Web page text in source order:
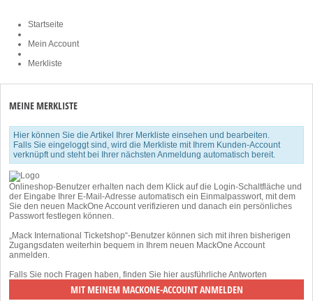
Startseite
Mein Account
Merkliste
MEINE MERKLISTE
Hier können Sie die Artikel Ihrer Merkliste einsehen und bearbeiten.
Falls Sie eingeloggt sind, wird die Merkliste mit Ihrem Kunden-Account
verknüpft und steht bei Ihrer nächsten Anmeldung automatisch bereit.
Onlineshop-Benutzer erhalten nach dem Klick auf die Login-Schaltfläche und
der Eingabe Ihrer E-Mail-Adresse automatisch ein Einmalpasswort, mit dem
Sie den neuen MackOne Account verifizieren und danach ein persönliches
Passwort festlegen können.
„Mack International Ticketshop“-Benutzer können sich mit ihren bisherigen
Zugangsdaten weiterhin bequem in Ihrem neuen MackOne Account
anmelden.
Falls Sie noch Fragen haben, finden Sie hier ausführliche Antworten